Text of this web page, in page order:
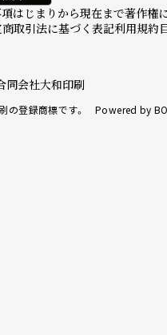
はじまりから現在まで著作権
取引法に基づく表記利用規約
会社大和印刷
刷の登録商標です。 Powered by